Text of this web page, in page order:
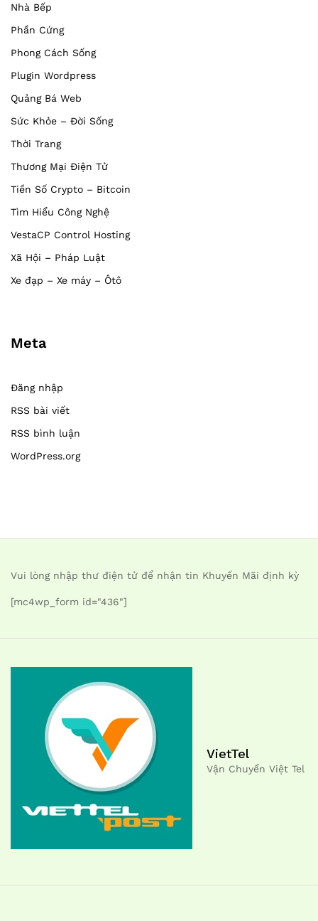
Nhà Bếp
Phần Cứng
Phong Cách Sống
Plugin Wordpress
Quảng Bá Web
Sức Khỏe – Đời Sống
Thời Trang
Thương Mại Điện Tử
Tiền Số Crypto – Bitcoin
Tìm Hiểu Công Nghệ
VestaCP Control Hosting
Xã Hội – Pháp Luật
Xe đạp – Xe máy – Ôtô
Meta
Đăng nhập
RSS bài viết
RSS bình luận
WordPress.org
Vui lòng nhập thư điện tử để nhận tin Khuyến Mãi định kỳ
[mc4wp_form id="436"]
VietTel
Vận Chuyển Việt Tel